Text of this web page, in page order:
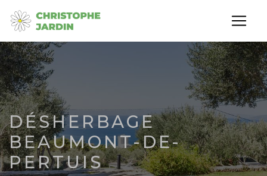
DÉSHERBAGE
BEAUMONT-DE-
PERTUIS